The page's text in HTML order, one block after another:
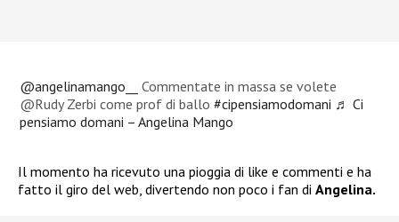
@angelinamango__
Commentate in massa se volete
@Rudy Zerbi come prof di ballo#cipensiamodomani ♬ Ci
pensiamo domani – Angelina Mango
Il momento ha ricevuto una pioggia di like e commenti e ha
fatto il giro del web, divertendo non poco i fan di Angelina.